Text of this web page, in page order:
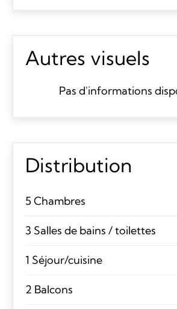
Autres visuels
Pas d'informations
Distribution
5 Chambres
3 Salles de bains / toilettes
1 Séjour/cuisine
2 Balcons